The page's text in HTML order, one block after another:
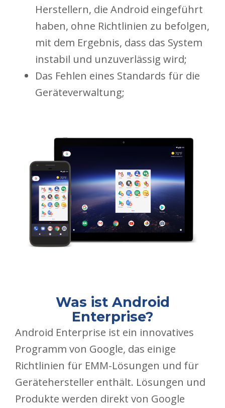
Herstellern, die Android eingeführt
haben, ohne Richtlinien zu befolgen,
mit dem Ergebnis, dass das System
instabil und unzuverlässig wird;
Das Fehlen eines Standards für die
Geräteverwaltung;
Was ist Android
Enterprise?
Android Enterprise ist ein innovatives
Programm von Google, das einige
Richtlinien für EMM-Lösungen und für
Gerätehersteller enthält. Lösungen und
Produkte werden direkt von Google